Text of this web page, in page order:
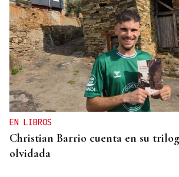
EN LIBROS
Christian Barrio cuenta en su
olvidada